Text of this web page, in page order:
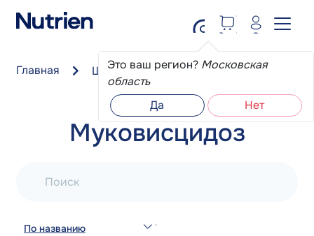
Это ваш регион? Московская
область
Да
Нет
Главная Школа пациента Муковисцидоз
Муковисцидоз
Поиск
По названию